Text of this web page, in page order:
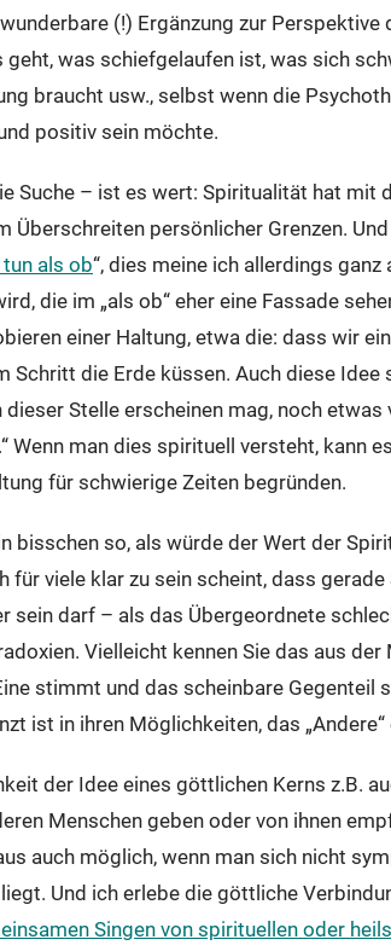
(!) Ergänzung zur Perspektive
geht, was schiefgelaufen ist, was sich
braucht usw., selbst wenn die
positiv sein möchte.
Suche – ist es wert: Spiritualität hat mit
Überschreiten persönlicher Grenzen.
als ob“, dies meine ich allerdings ganz
die im „als ob“ eher eine Fassade
einer Haltung, etwa die: dass wir
Schritt die Erde küssen. Auch diese Idee
dieser Stelle erscheinen mag, noch etwas
Wenn man dies spirituell versteht, kann
für schwierige Zeiten begründen.
bisschen so, als würde der Wert der
für viele klar zu sein scheint, dass
sein darf – als das Übergeordnete
Vielleicht kennen Sie das aus
stimmt und das scheinbare Gegenteil
ist in ihren Möglichkeiten, das
der Idee eines göttlichen Kerns z.B.
Menschen geben oder von ihnen
auch möglich, wenn man sich nicht
Und ich erlebe die göttliche
Singen von spirituellen oder